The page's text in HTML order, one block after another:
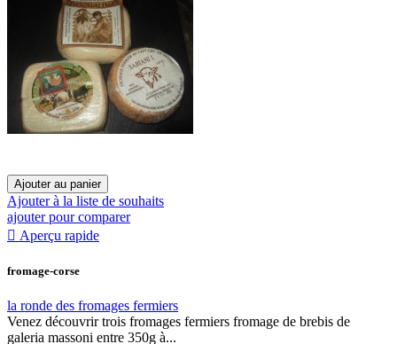
Ajouter au panier
Ajouter à la liste de souhaits
ajouter pour comparer
 Aperçu rapide
fromage-corse
la ronde des fromages fermiers
Venez découvrir trois fromages fermiers fromage de brebis de
galeria massoni entre 350g à...